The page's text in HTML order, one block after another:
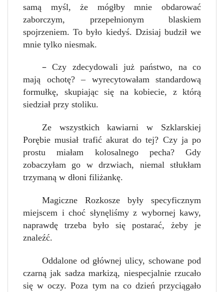
samą myśl, że mógłby mnie obdarować
zaborczym, przepełnionym blaskiem
spojrzeniem. To było kiedyś. Dzisiaj budził we
mnie tylko niesmak.
–Czy zdecydowali już państwo, na co
mają ochotę? – wyrecytowałam standardową
formułkę, skupiając się na kobiecie, z którą
siedział przy stoliku.
Ze wszystkich kawiarni w Szklarskiej
Porębie musiał trafić akurat do tej? Czy ja po
prostu miałam kolosalnego pecha? Gdy
zobaczyłam go w drzwiach, niemal stłukłam
trzymaną w dłoni filiżankę.
Magiczne Rozkosze były specyficznym
miejscem i choć słynęliśmy z wybornej kawy,
naprawdę trzeba było się postarać, żeby je
znaleźć.
Oddalone od głównej ulicy, schowane pod
czarną jak sadza markizą, niespecjalnie rzucało
się w oczy. Poza tym na co dzień przyciągało